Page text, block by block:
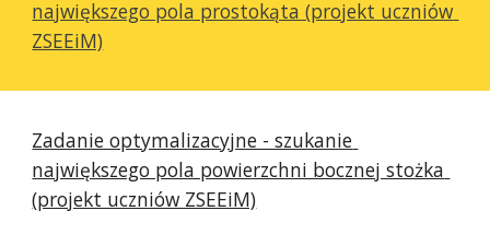
największego pola prostokąta (projekt uczniów
ZSEEiM)
Zadanie optymalizacyjne - szukanie
największego pola powierzchni bocznej stożka
(projekt uczniów ZSEEiM)